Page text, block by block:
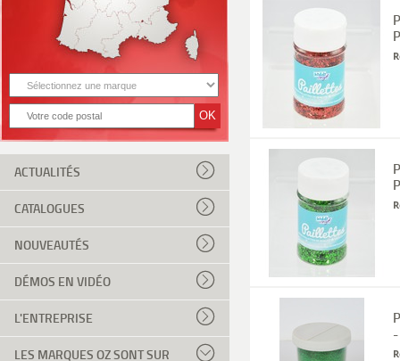
ACTUALITÉS
CATALOGUES
NOUVEAUTÉS
DÉMOS EN VIDÉO
L'ENTREPRISE
LES MARQUES OZ SONT SUR